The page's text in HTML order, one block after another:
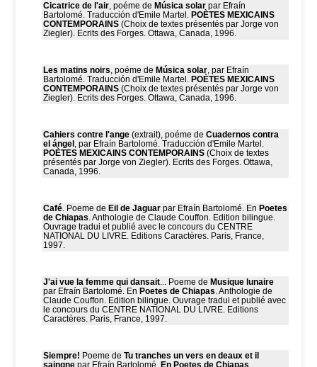
Cicatrice de l'air, poéme de Música solarpar Efraín
Bartolomé. Traducción d'Emile Martel. POÈTES MEXICAINS
CONTEMPORAINS(Choix de textes présentés par Jorge von
Ziegler). Ecrits des Forges. Ottawa, Canada, 1996.
Les matins noirs, poéme de Música solar, par Efraín
Bartolomé. Traducción d'Emile Martel. POÈTES MEXICAINS
CONTEMPORAINS(Choix de textes présentés par Jorge von
Ziegler). Ecrits des Forges. Ottawa, Canada, 1996.
Cahiers contre l'ange(extrait), poéme de Cuadernos contra
el ángel , par Efraín Bartolomé. Traducción d'Emile Martel.
POÈTES MEXICAINS CONTEMPORAINS(Choix de textes
présentés par Jorge von Ziegler). Ecrits des Forges. Ottawa,
Canada, 1996.
Café. Poeme de Eil de Jaguarpar Efraín Bartolomé. En Poetes
de Chiapas. Anthologie de Claude Couffon. Edition bilingue.
Ouvrage tradui et publié avec le concours du CENTRE
NATIONAL DU LIVRE. Editions Caractères. Paris, France,
1997.
J'ai vue la femme qui dansait... Poeme de Musique lunaire
par Efraín Bartolomé. En Poetes de Chiapas. Anthologie de
Claude Couffon. Edition bilingue. Ouvrage tradui et publié avec
le concours du CENTRE NATIONAL DU LIVRE. Editions
Caractères. Paris, France, 1997.
Siempre! Poeme de Tu tranches un vers en deaux et il
saingnepar Efraín Bartolomé. En Poetes de Chiapas.